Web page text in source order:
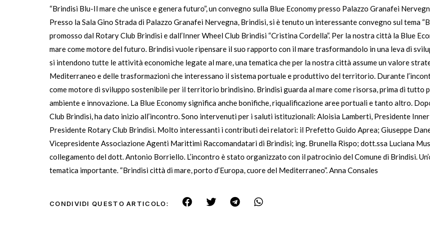
“Brindisi Blu-Il mare che unisce e genera futuro”, un convegno sulla Blue Economy presso Palazzo Granafei
Presso la Sala Gino Strada di Palazzo Granafei Nervegna, Brindisi, si è tenuto un interessante convegno sul tema
promosso dal Rotary Club Brindisi e dall’Inner Wheel Club Brindisi “Cristina Cordella”. Per la nostra città la Blue
mare come motore del futuro. Brindisi vuole ripensare il suo rapporto con il mare trasformandolo in una leva di
si intendono tutte le attività economiche legate al mare, una tematica che per la nostra città assume un valore
Mediterraneo e delle trasformazioni che interessano il sistema portuale e produttivo del territorio. Durante
come motore di sviluppo sostenibile per il territorio brindisino. Brindisi guarda al mare come risorsa, prima di tutto
ambiente e innovazione. La Blue Economy significa anche bonifiche, riqualificazione aree portuali e tanto altro.
Club Brindisi, ha dato inizio all’incontro. Sono intervenuti per i saluti istituzionali: Aloisia Lamberti, Presidente
Presidente Rotary Club Brindisi. Molto interessanti i contributi dei relatori: il Prefetto Guido Aprea; Giuseppe
Vicepresidente Associazione Agenti Marittimi Raccomandatari di Brindisi; ing. Brunella Rispo; dott.ssa Luciana
collegamento del dott. Antonio Borriello. L’incontro è stato organizzato con il patrocinio del Comune di Brindisi.
tematica importante. “Brindisi città di mare, porto d’Europa, cuore del Mediterraneo”. Anna Consales
CONDIVIDI QUESTO ARTICOLO: